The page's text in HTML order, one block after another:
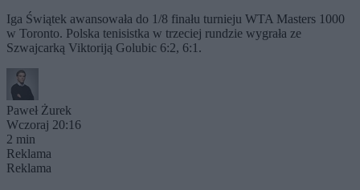
Iga Świątek awansowała do 1/8 finału turnieju WTA Masters 1000
w Toronto. Polska tenisistka w trzeciej rundzie wygrała ze
Szwajcarką Viktoriją Golubic 6:2, 6:1.
Paweł Żurek
Wczoraj 20:16
2 min
Reklama
Reklama